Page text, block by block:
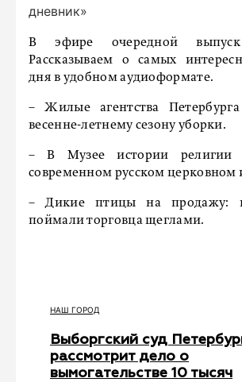
дневник»
В эфире очередной выпуск
Рассказываем о самых
дня в удобном аудиоформате.
– Жилые агентства
весенне-летнему сезону уборки.
– В Музее истории религии
современном русском церковном
– Дикие птицы на продажу: в
поймали торговца щеглами.
НАШ ГОРОД
Выборгский суд
рассмотрит дело о
вымогательстве 10 тысяч